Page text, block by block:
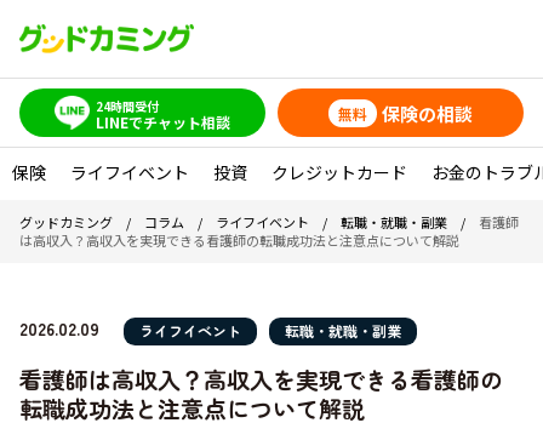
24時間受付
LINEでチャット相談 無料 保険の相談
保険 ライフイベント 投資 クレジットカード お金のトラブ
グッドカミング / コラム / ライフイベント / 転職・就職・副業 / 看護師
は高収入？高収入を実現できる看護師の転職成功法と注意点について解説
2026.02.09 ライフイベント 転職・就職・副業
看護師は高収入？高収入を実現できる看護師の
転職成功法と注意点について解説